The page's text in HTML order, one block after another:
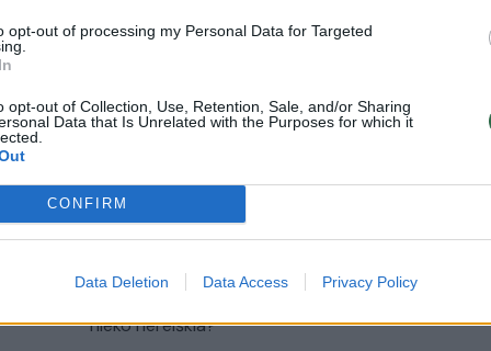
opt-out of processing my Personal Data for Targeted
opt-out of Collection, Use, Retention, Sale, and/or Sharing
Data that Is Unrelated with the Purposes for which it
CONFIRM
Data Deletion Data Access Privacy Policy
ir
00:00:40
Dronai Vokietijoje kelia vis daugiau
į
Kodėl apklausos internete ir politikų
reitingai tarprinkiminiu laikotarpiu dažnai
nieko nereiškia?